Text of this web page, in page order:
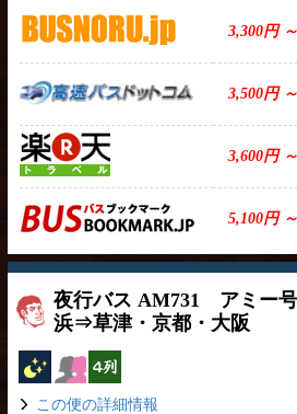
3,300円
3,500円
3,600円
5,100円
夜行バス AM731 アミー
浜⇒草津・京都・大阪
夜行バス女性安心
この便の詳細情報